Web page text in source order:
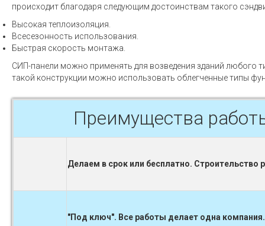
происходит благодаря следующим достоинствам такого
Высокая теплоизоляция.
Всесезонность использования.
Быстрая скорость монтажа.
СИП-панели можно применять для возведения зданий любого
такой конструкции можно использовать облегченные типы
Преимущества
Делаем в срок или бесплатно.
"Под ключ". Все работы делает одна компания.